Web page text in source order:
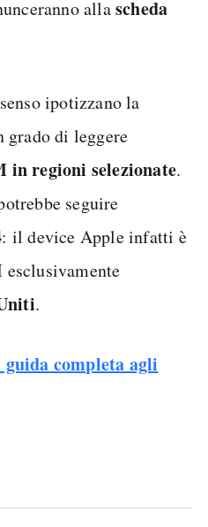
allascheda
ipotizzano la
di leggere
in regioni selezionate.
seguire
: il device Apple infatti è
esclusivamente
.
guida completa agli